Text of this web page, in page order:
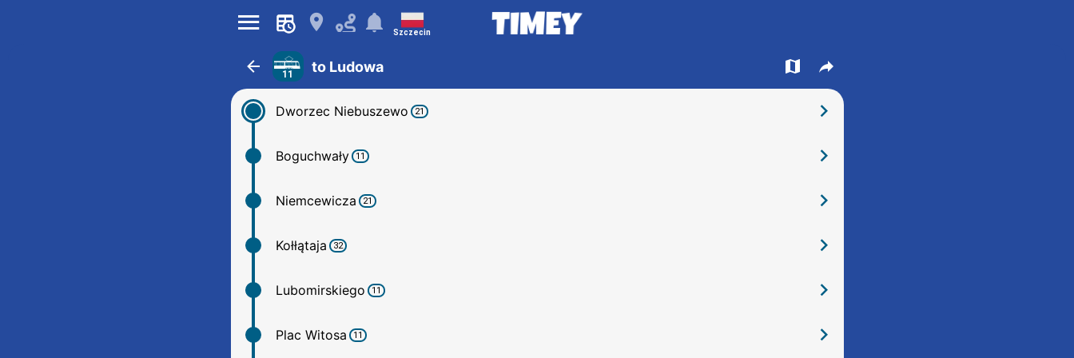
󰍜 󰍎 󰂚 Szczecin
󰁍 11 to Ludowa 󰍍 󰒖
Dworzec Niebuszewo 21 󰅂
Boguchwały 11 󰅂
Niemcewicza 21 󰅂
Kołłątaja 32 󰅂
Lubomirskiego 11 󰅂
Plac Witosa 11 󰅂